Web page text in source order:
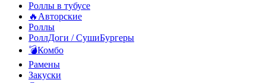
Роллы в тубусе
🔥Авторские
Роллы
РоллДоги / СушиБургеры
💣Комбо
Рамены
Закуски